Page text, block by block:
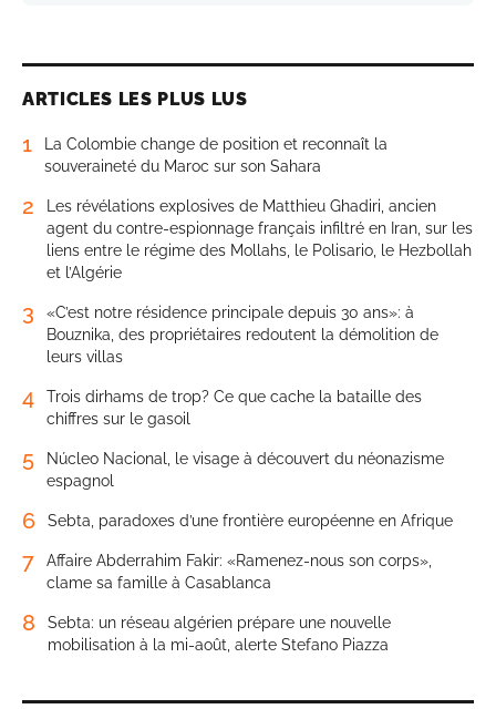
ARTICLES LES PLUS LUS
1
La Colombie change de position et reconnaît la
souveraineté du Maroc sur son Sahara
2
Les révélations explosives de Matthieu Ghadiri, ancien
agent du contre-espionnage français infiltré en Iran, sur les
liens entre le régime des Mollahs, le Polisario, le Hezbollah
et l’Algérie
3
«C’est notre résidence principale depuis 30 ans»: à
Bouznika, des propriétaires redoutent la démolition de
leurs villas
4
Trois dirhams de trop? Ce que cache la bataille des
chiffres sur le gasoil
5
Núcleo Nacional, le visage à découvert du néonazisme
espagnol
6 Sebta, paradoxes d’une frontière européenne en Afrique
7
Affaire Abderrahim Fakir: «Ramenez-nous son corps»,
clame sa famille à Casablanca
8
Sebta: un réseau algérien prépare une nouvelle
mobilisation à la mi-août, alerte Stefano Piazza